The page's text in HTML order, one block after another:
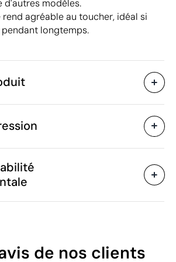
modèles.
rend agréable au toucher, idéal si
longtemps.
Chine
10
de nos clients